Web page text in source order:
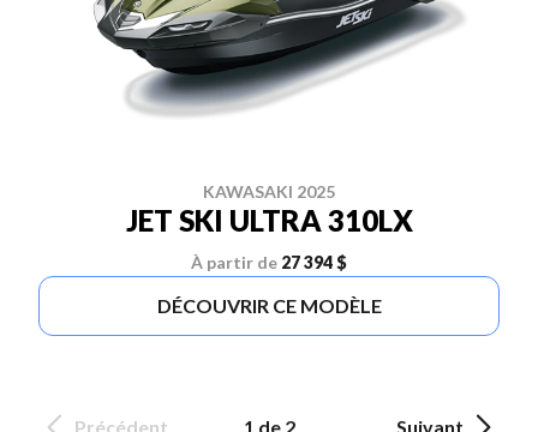
KAWASAKI 2025
JET SKI ULTRA 310LX
À partir de 27 394 $
DÉCOUVRIR CE MODÈLE
Précédent 1 de 2 Suivant